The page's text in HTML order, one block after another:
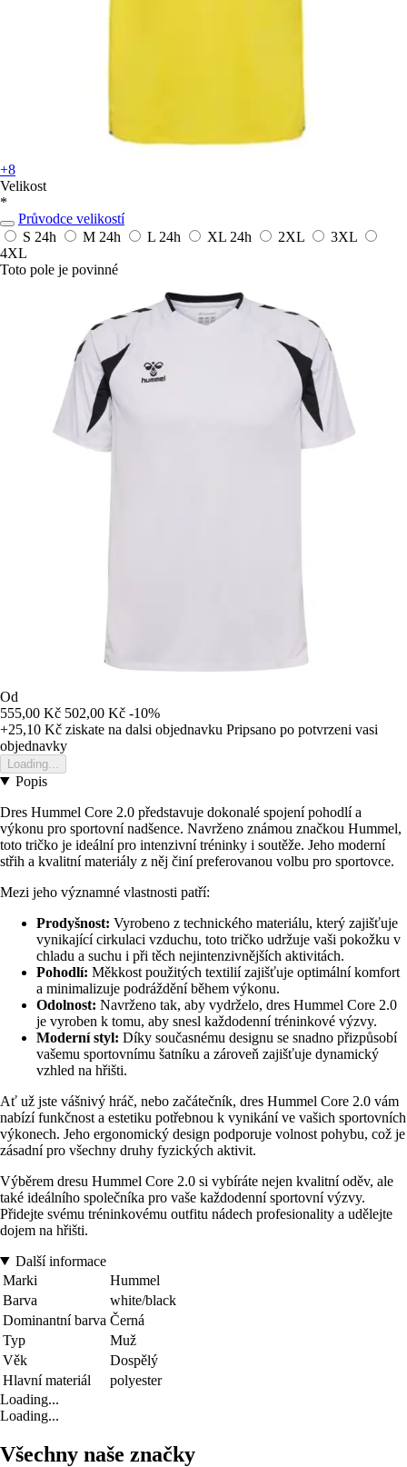
+8
Velikost
*
Průvodce velikostí
S 24h M 24h L 24h XL 24h 2XL
3XL
4XL
Toto pole je povinné
Od
555,00 Kč 502,00 Kč -10%
+25,10 Kč ziskate na dalsi objednavku Pripsano po potvrzeni vasi
objednavky
Loading...
Popis
Dres Hummel Core 2.0 představuje dokonalé spojení pohodlí a
výkonu pro sportovní nadšence. Navrženo známou značkou Hummel,
toto tričko je ideální pro intenzivní tréninky i soutěže. Jeho moderní
střih a kvalitní materiály z něj činí preferovanou volbu pro sportovce.
Mezi jeho významné vlastnosti patří:
Prodyšnost: Vyrobeno z technického materiálu, který zajišťuje
vynikající cirkulaci vzduchu, toto tričko udržuje vaši pokožku v
chladu a suchu i při těch nejintenzivnějších aktivitách.
Pohodlí: Měkkost použitých textilií zajišťuje optimální komfort
a minimalizuje podráždění během výkonu.
Odolnost: Navrženo tak, aby vydrželo, dres Hummel Core 2.0
je vyroben k tomu, aby snesl každodenní tréninkové výzvy.
Moderní styl: Díky současnému designu se snadno přizpůsobí
vašemu sportovnímu šatníku a zároveň zajišťuje dynamický
vzhled na hřišti.
Ať už jste vášnivý hráč, nebo začátečník, dres Hummel Core 2.0 vám
nabízí funkčnost a estetiku potřebnou k vynikání ve vašich sportovních
výkonech. Jeho ergonomický design podporuje volnost pohybu, což je
zásadní pro všechny druhy fyzických aktivit.
Výběrem dresu Hummel Core 2.0 si vybíráte nejen kvalitní oděv, ale
také ideálního společníka pro vaše každodenní sportovní výzvy.
Přidejte svému tréninkovému outfitu nádech profesionality a udělejte
dojem na hřišti.
Další informace
Marki
Hummel
Barva
white/black
Dominantní barva Černá
Typ
Muž
Věk
Dospělý
Hlavní materiál
polyester
Loading...
Loading...
Všechny naše značky